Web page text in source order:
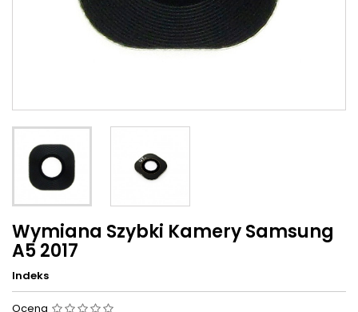
Wymiana Szybki Kamery Samsung
A5 2017
Indeks
Ocena